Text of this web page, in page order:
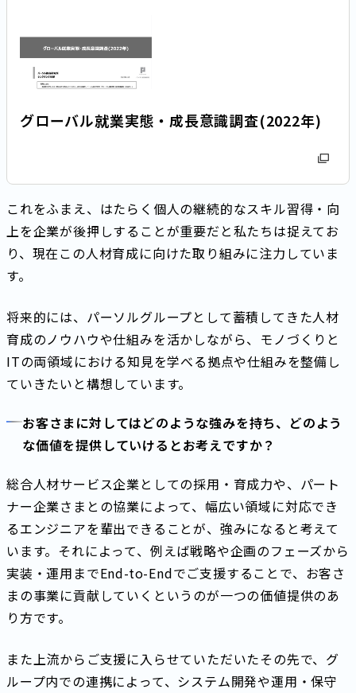
グローバル就業実態・成長意識調査(2022年)
これをふまえ、はたらく個人の継続的なスキル習得・向
上を企業が後押しすることが重要だと私たちは捉えてお
り、現在この人材育成に向けた取り組みに注力していま
す。
将来的には、パーソルグループとして蓄積してきた人材
育成のノウハウや仕組みを活かしながら、モノづくりと
ITの両領域における知見を学べる拠点や仕組みを整備し
ていきたいと構想しています。
お客さまに対してはどのような強みを持ち、どのよう
な価値を提供していけるとお考えですか？
総合人材サービス企業としての採用・育成力や、パート
ナー企業さまとの協業によって、幅広い領域に対応でき
るエンジニアを輩出できることが、強みになると考えて
います。それによって、例えば戦略や企画のフェーズから
実装・運用までEnd-to-Endでご支援することで、お客さ
まの事業に貢献していくというのが一つの価値提供のあ
り方です。
また上流からご支援に入らせていただいたその先で、グ
ループ内での連携によって、システム開発や運用・保守